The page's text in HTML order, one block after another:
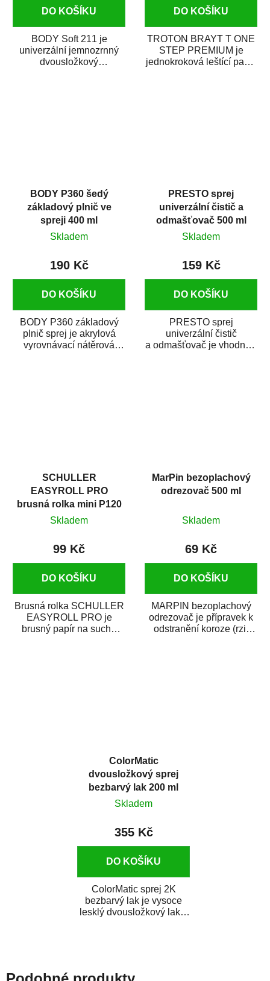
DO KOŠÍKU
BODY Soft 211 je
univerzální jemnozrnný
dvousložkový
DO KOŠÍKU
TROTON BRAYT T ONE
STEP PREMIUM je
jednokroková leštící pasta
BODY P360 šedý
základový plnič ve
spreji 400 ml
Skladem
190 Kč
DO KOŠÍKU
BODY P360 základový
plnič sprej je akrylová
vyrovnávací nátěrová
PRESTO sprej
univerzální čistič a
odmašťovač 500 ml
Skladem
159 Kč
DO KOŠÍKU
PRESTO sprej
univerzální čistič
a odmašťovač je vhodný k
SCHULLER
EASYROLL PRO
brusná rolka mini P120
Skladem
99 Kč
DO KOŠÍKU
Brusná rolka SCHULLER
EASYROLL PRO je
brusný papír na suché
MarPin bezoplachový
odrezovač 500 ml
Skladem
69 Kč
DO KOŠÍKU
MARPIN bezoplachový
odrezovač je přípravek k
odstranění koroze (rzi)
ColorMatic
dvousložkový sprej
bezbarvý lak 200 ml
Skladem
355 Kč
DO KOŠÍKU
ColorMatic sprej 2K
bezbarvý lak je vysoce
lesklý dvousložkový lak s